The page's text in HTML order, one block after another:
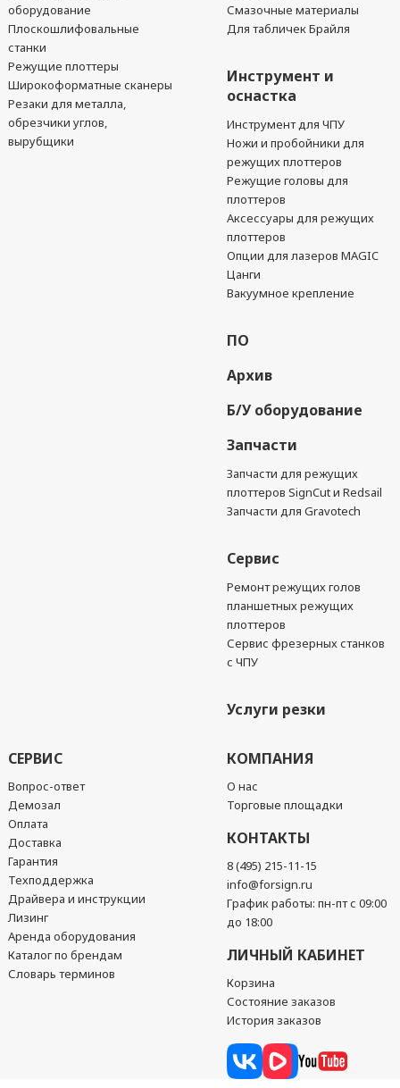
оборудование
Плоскошлифовальные
станки
Режущие плоттеры
Широкоформатные сканеры
Резаки для металла,
обрезчики углов,
вырубщики
Смазочные материалы
Для табличек Брайля
Инструмент и
оснастка
Инструмент для ЧПУ
Ножи и пробойники для
режущих плоттеров
Режущие головы для
плоттеров
Аксессуары для режущих
плоттеров
Опции для лазеров MAGIC
Цанги
Вакуумное крепление
ПО
Архив
Б/У оборудование
Запчасти
Запчасти для режущих
плоттеров SignCut и Redsail
Запчасти для Gravotech
Сервис
Ремонт режущих голов
планшетных режущих
плоттеров
Сервис фрезерных станков
с ЧПУ
Услуги резки
СЕРВИС
Вопрос-ответ
Демозал
Оплата
Доставка
Гарантия
Техподдержка
Драйвера и инструкции
Лизинг
Аренда оборудования
Каталог по брендам
Словарь терминов
КОМПАНИЯ
О нас
Торговые площадки
КОНТАКТЫ
8 (495) 215-11-15
info@forsign.ru
График работы: пн-пт с 09:00
до 18:00
ЛИЧНЫЙ КАБИНЕТ
Корзина
Состояние заказов
История заказов